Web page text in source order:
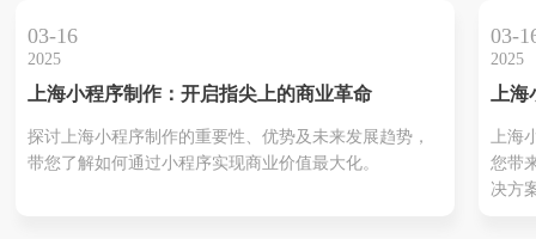
程序
点。
03-16
2025
上海小程序制作：开启指尖上的商业革命
探讨上海小程序制作的重要性、优势及未来发展趋势，
带您了解如何通过小程序实现商业价值最大化。
03-
2025
上海
属数
上海
您带
决方